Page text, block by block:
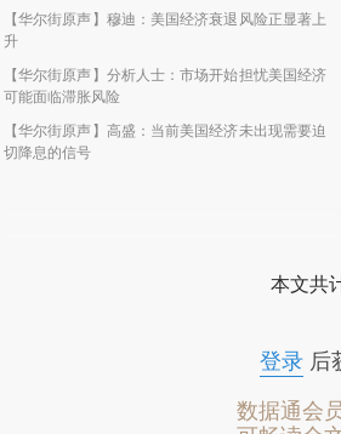
【华尔街原声】穆迪：美国经济衰退风险正显著上
升
【华尔街原声】分析人士：市场开始担忧美国经济
可能面临滞胀风险
【华尔街原声】高盛：当前美国经济未出现需要迫
切降息的信号
本文共
登录后
数据通会